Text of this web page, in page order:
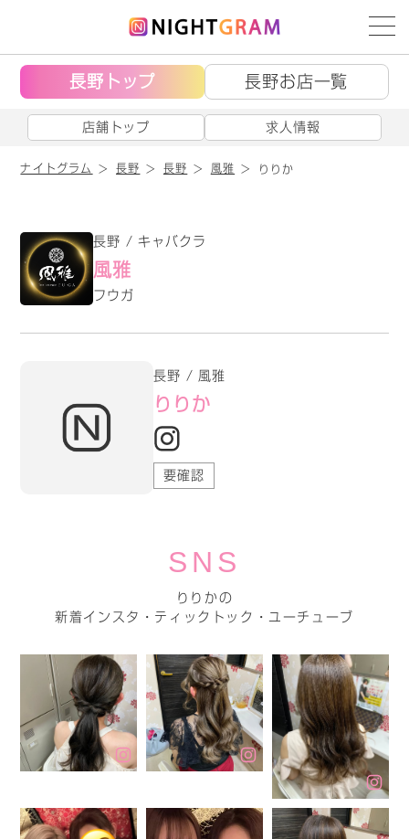
長野トップ 長野お店一覧
店舗トップ 求人情報
ナイトグラム 長野 長野 風雅 りりか
長野 / キャバクラ
風雅
フウガ
長野 / 風雅
りりか
要確認
SNS
りりかの
新着インスタ・ティックトック・ユーチューブ